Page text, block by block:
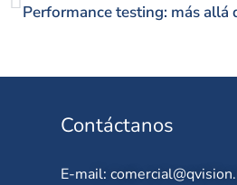
Performance testing: más allá
Contáctanos
E-mail: